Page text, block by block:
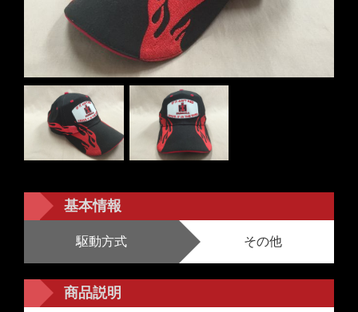
基本情報
駆動方式 その他
商品説明